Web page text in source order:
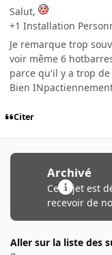
Salut,
+1 Installation
Je remarque trop
voir même 6
parce qu'il y a trop
Bien
Citer
Archivé
Ce sujet est
recevoir de
Aller sur la liste des